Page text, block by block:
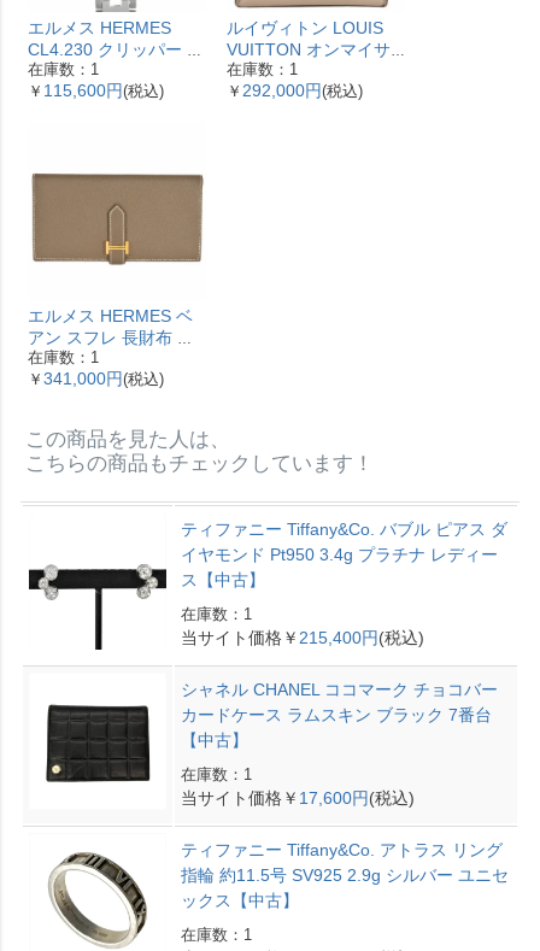
エルメス HERMES
CL4.230 クリッパー ナ
クレ 腕時計 シェル文字
盤 ベゼル12Pダイヤ レ
在庫数：1
￥ 115,600円(税込)
ルイヴィトン LOUIS
VUITTON オンマイサ
イドMM ハンドバッグ
2WAY レザー M53825
在庫数：1
￥ 292,000円(税込)
エルメス HERMES ベ
アン スフレ 長財布 ヴ
ォーエプソン Y刻印 エ
トゥープ ゴールド金具
在庫数：1
￥ 341,000円(税込)
この商品を見た人は、
こちらの商品もチェックしています！
ティファニー Tiffany&Co. バブル ピアス ダ
イヤモンド Pt950 3.4g プラチナ レディー
ス【中古】
在庫数：1
当サイト価格￥ 215,400円(税込)
シャネル CHANEL ココマーク チョコバー
カードケース ラムスキン ブラック 7番台
【中古】
在庫数：1
当サイト価格￥ 17,600円(税込)
ティファニー Tiffany&Co. アトラス リング
指輪 約11.5号 SV925 2.9g シルバー ユニセ
ックス【中古】
在庫数：1